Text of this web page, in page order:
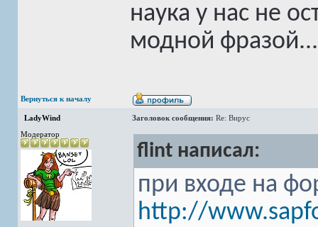
наука у нас не
модной
Вернуться к началу
LadyWind Заголовок сообщения: Re: Вирус
Модератор
flint написал:
при входе на
http://